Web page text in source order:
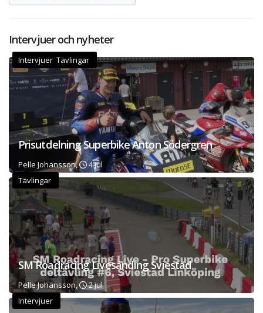
Intervjuer och nyheter
Intervjuer Tävlingar
Prisutdelning Superbike Anton Södergren
Pelle Johansson,
4 jul
Tävlingar
SM Roadracing Livesänding Sviestad
Pelle Johansson,
2 jul
Intervjuer